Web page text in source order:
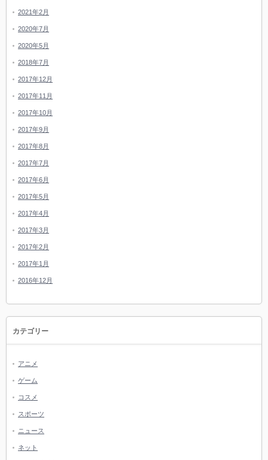
2021年2月
2020年7月
2020年5月
2018年7月
2017年12月
2017年11月
2017年10月
2017年9月
2017年8月
2017年7月
2017年6月
2017年5月
2017年4月
2017年3月
2017年2月
2017年1月
2016年12月
カテゴリー
アニメ
ゲーム
コスメ
スポーツ
ニュース
ネット